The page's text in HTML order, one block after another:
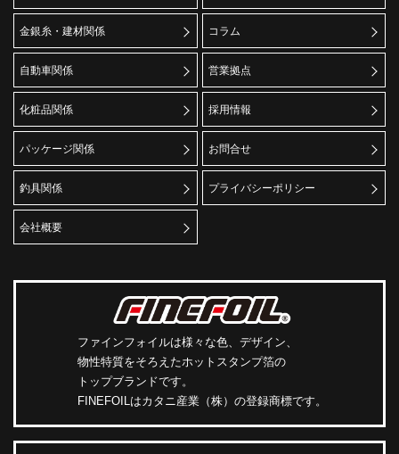
金銀糸・建材関係
自動車関係
化粧品関係
パッケージ関係
釣具関係
会社概要
コラム
営業拠点
採用情報
お問合せ
プライバシーポリシー
ファインフォイルは様々な色、デザイン、
物性特質をそろえたホットスタンプ箔の
トップブランドです。
FINEFOILはカタニ産業（株）の登録商標です。